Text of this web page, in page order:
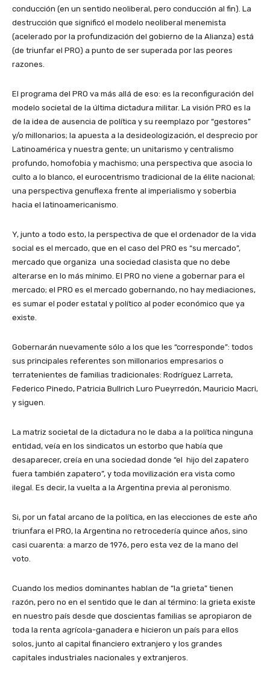
conducción (en un sentido neoliberal, pero conducción al fin). La
destrucción que significó el modelo neoliberal menemista
(acelerado por la profundización del gobierno de la Alianza) está
(de triunfar el PRO) a punto de ser superada por las peores
razones.
El programa del PRO va más allá de eso: es la reconfiguración del
modelo societal de la última dictadura militar. La visión PRO es la
de la idea de ausencia de política y su reemplazo por “gestores”
y/o millonarios; la apuesta a la desideologización, el desprecio por
Latinoamérica y nuestra gente; un unitarismo y centralismo
profundo, homofobia y machismo; una perspectiva que asocia lo
culto a lo blanco, el eurocentrismo tradicional de la élite nacional;
una perspectiva genuflexa frente al imperialismo y soberbia
hacia el latinoamericanismo.
Y, junto a todo esto, la perspectiva de que el ordenador de la vida
social es el mercado, que en el caso del PRO es “su mercado”,
mercado que organiza una sociedad clasista que no debe
alterarse en lo más mínimo. El PRO no viene a gobernar para el
mercado; el PRO es el mercado gobernando, no hay mediaciones,
es sumar el poder estatal y político al poder económico que ya
existe.
Gobernarán nuevamente sólo a los que les “corresponde”: todos
sus principales referentes son millonarios empresarios o
terratenientes de familias tradicionales: Rodríguez Larreta,
Federico Pinedo, Patricia Bullrich Luro Pueyrredón, Mauricio Macri,
y siguen.
La matriz societal de la dictadura no le daba a la política ninguna
entidad, veía en los sindicatos un estorbo que había que
desaparecer, creía en una sociedad donde “el hijo del zapatero
fuera también zapatero”, y toda movilización era vista como
ilegal. Es decir, la vuelta a la Argentina previa al peronismo.
Si, por un fatal arcano de la política, en las elecciones de este año
triunfara el PRO, la Argentina no retrocedería quince años, sino
casi cuarenta: a marzo de 1976, pero esta vez de la mano del
voto.
Cuando los medios dominantes hablan de “la grieta” tienen
razón, pero no en el sentido que le dan al término: la grieta existe
en nuestro país desde que doscientas familias se apropiaron de
toda la renta agrícola-ganadera e hicieron un país para ellos
solos, junto al capital financiero extranjero y los grandes
capitales industriales nacionales y extranjeros.